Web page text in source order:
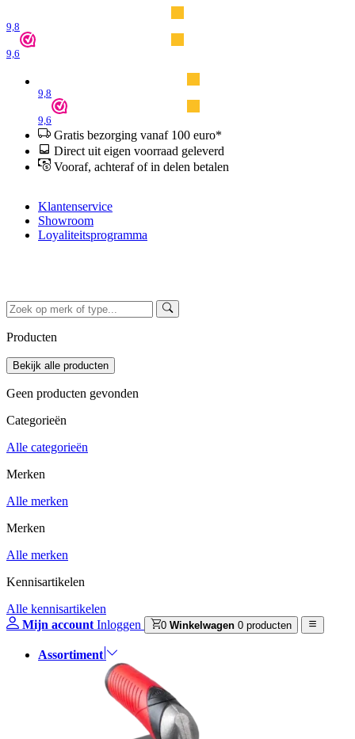
9,8
9,6
9,8
9,6
Gratis bezorging vanaf 100 euro*
Direct uit eigen voorraad geleverd
Vooraf, achteraf of in delen betalen
Klantenservice
Showroom
Loyaliteitsprogramma
Producten
Geen producten gevonden
Categorieën
Alle categorieën
Merken
Alle merken
Merken
Alle merken
Kennisartikelen
Alle kennisartikelen
Mijn account Inloggen 0 Winkelwagen 0 producten
Assortiment